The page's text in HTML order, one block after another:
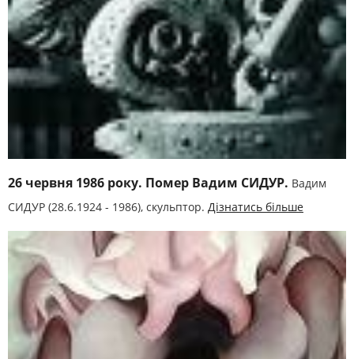
26 червня 1986 року. Помер Вадим СИДУР. Вадим
СИДУР (28.6.1924 - 1986), скульптор. Дізнатись більше